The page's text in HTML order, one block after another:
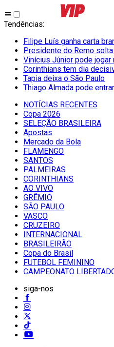
Tendências:
Filipe Luís ganha carta
Presidente do Remo solta
Vinícius Júnior pode jogar
Corinthians tem dia
Tapia deixa o São Paulo
Thiago Almada pode
NOTÍCIAS RECENTES
Copa 2026
SELEÇÃO BRASILEIRA
Apostas
Mercado da Bola
FLAMENGO
SANTOS
PALMEIRAS
CORINTHIANS
AO VIVO
GRÊMIO
SĀO PAULO
VASCO
CRUZEIRO
INTERNACIONAL
BRASILEIRÃO
Copa do Brasil
FUTEBOL FEMININO
CAMPEONATO
siga-nos